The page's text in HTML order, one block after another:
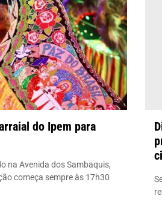
do Ipem para
na Avenida dos Sambaquis,
começa sempre às 17h30